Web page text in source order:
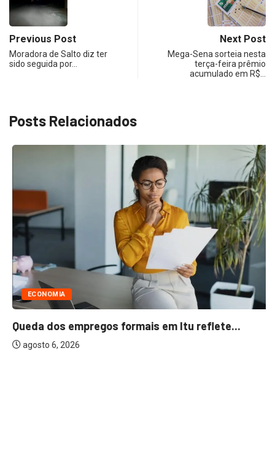
Previous Post
Moradora de Salto diz ter
sido seguida por…
Next Post
Mega-Sena sorteia nesta
terça-feira prêmio
acumulado em R$…
Posts Relacionados
ECONOMIA
Queda dos empregos formais em Itu reflete...
agosto 6, 2026